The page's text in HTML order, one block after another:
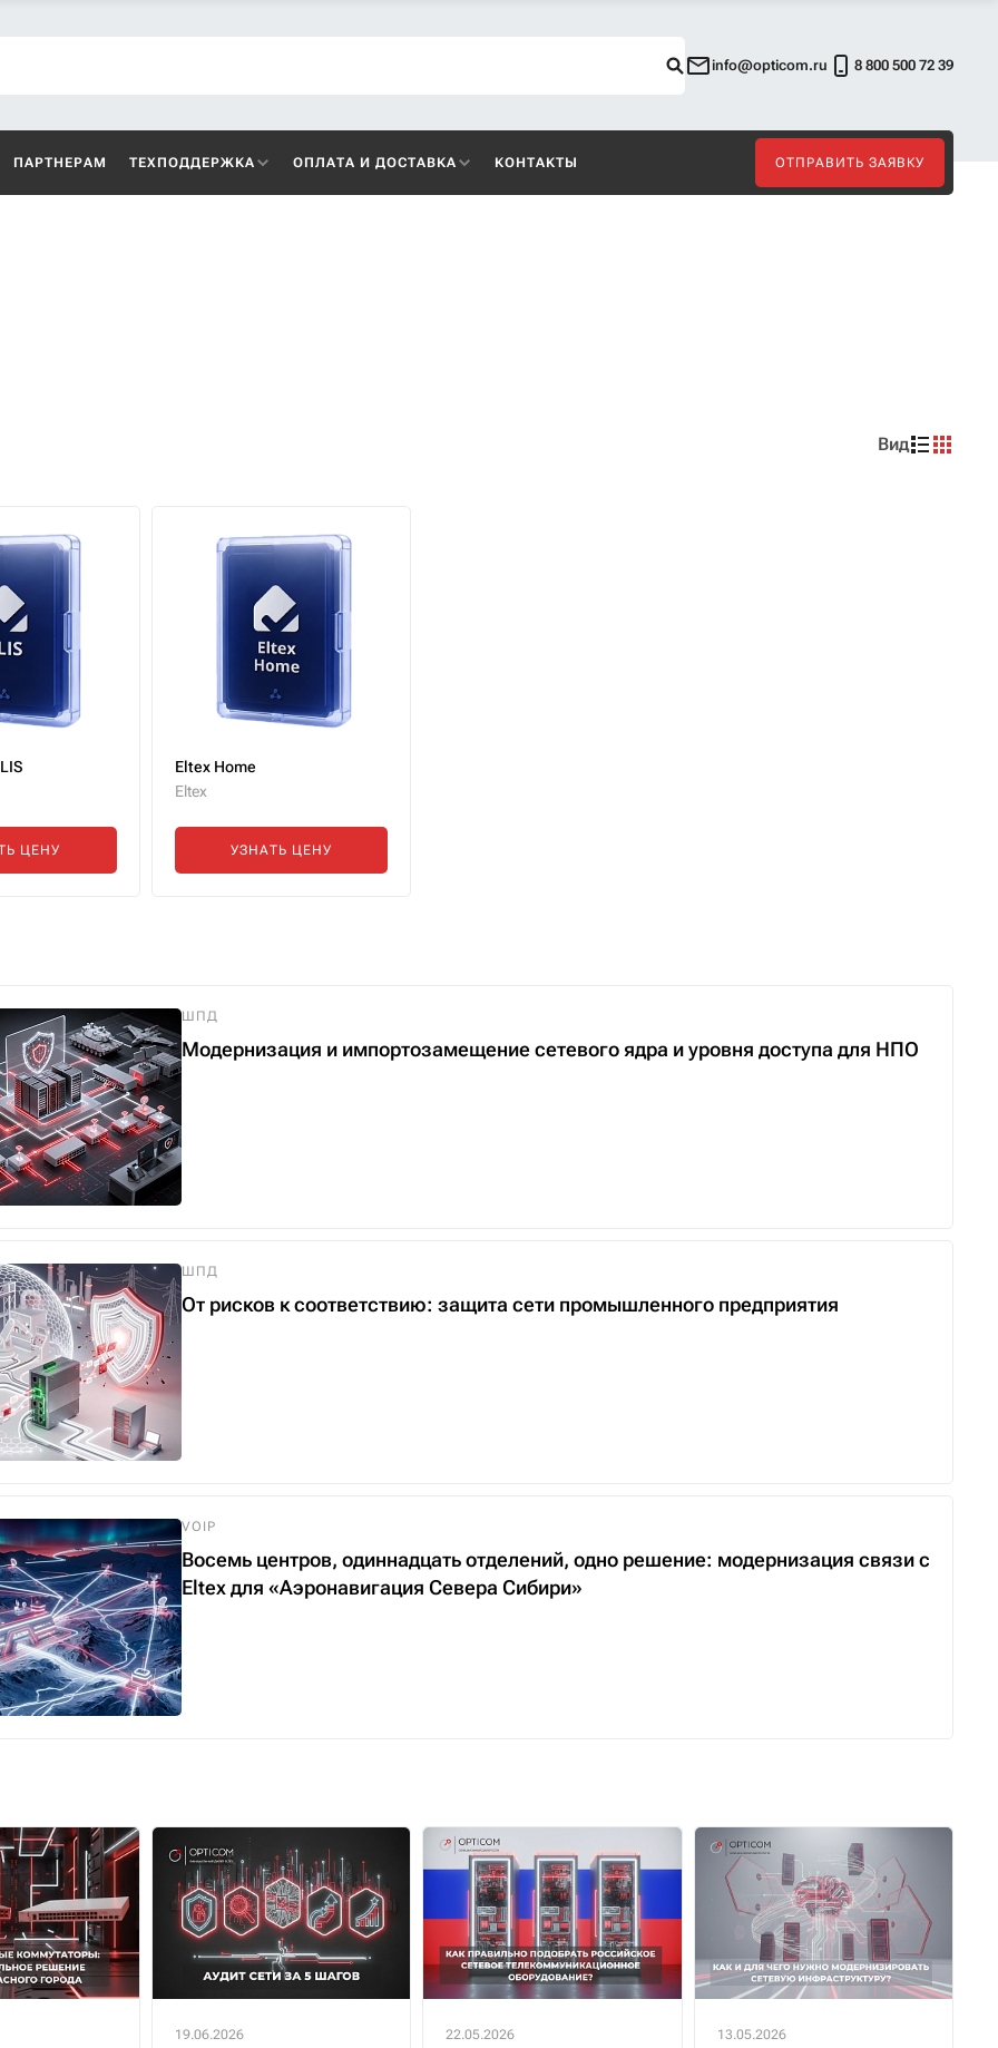
info@opticom.ru 8 800 500 72 39
ПАРТНЕРАМ ТЕХПОДДЕРЖКА ОПЛАТА И ДОСТАВКА КОНТАКТЫ ОТПРАВИТЬ ЗАЯВКУ
Вид
ЦЕНУ
Eltex Home
Eltex
УЗНАТЬ ЦЕНУ
ШПД
Модернизация и импортозамещение сетевого ядра и уровня доступа для НПО
ШПД
От рисков к соответствию: защита сети промышленного предприятия
VOIP
Восемь центров, одиннадцать отделений, одно решение: модернизация связи с
Eltex для «Аэронавигация Севера Сибири»
19.06.2026 22.05.2026 13.05.2026